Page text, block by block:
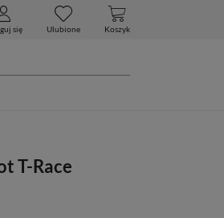
się Ulubione Koszyk
T-Race